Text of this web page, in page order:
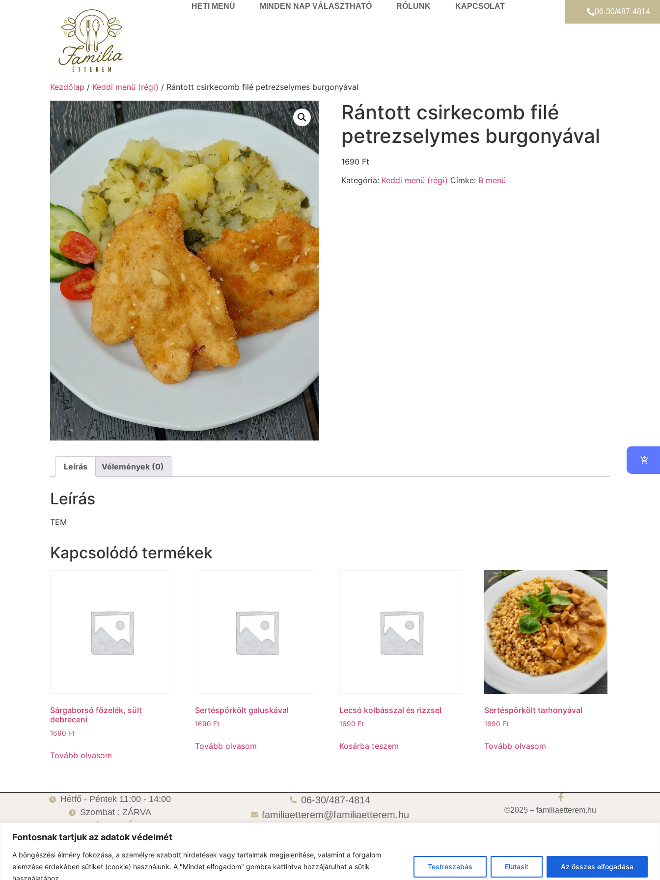
Fontosnak tartjuk az adatok védelmét
A böngészési élmény fokozása, a személyre szabott hirdetések vagy tartalmak megjelenítése, valamint a forgalom
elemzése érdekében sütiket (cookie) használunk. A "Mindet elfogadom" gombra kattintva hozzájárulhat a sütik
használatához.
Testreszabás Elutasít Az összes elfogadása
HETI MENÜ MINDEN NAP VÁLASZTHATÓ RÓLUNK KAPCSOLAT
06-30/487-4814
Kezdőlap / Keddi menü (régi) / Rántott csirkecomb filé petrezselymes burgonyával
Rántott csirkecomb filé
petrezselymes burgonyával
1690 Ft
Kategória: Keddi menü (régi) Címke: B menü
Leírás Vélemények (0)
Leírás
TEM
Kapcsolódó termékek
Sárgaborsó főzelék, sült
debreceni
1690 Ft
Tovább olvasom
Sertéspörkölt galuskával
1690 Ft
Tovább olvasom
Lecsó kolbásszal és rizzsel
1690 Ft
Kosárba teszem
Sertéspörkölt tarhonyával
1690 Ft
Tovább olvasom
Hétfő - Péntek 11:00 - 14:00
Szombat : ZÁRVA
Vasárnap: ZÁRVA
6500 Baja, Damjanich u.1.
06-30/487-4814
familiaetterem@familiaetterem.hu
©2025 – familiaetterem.hu